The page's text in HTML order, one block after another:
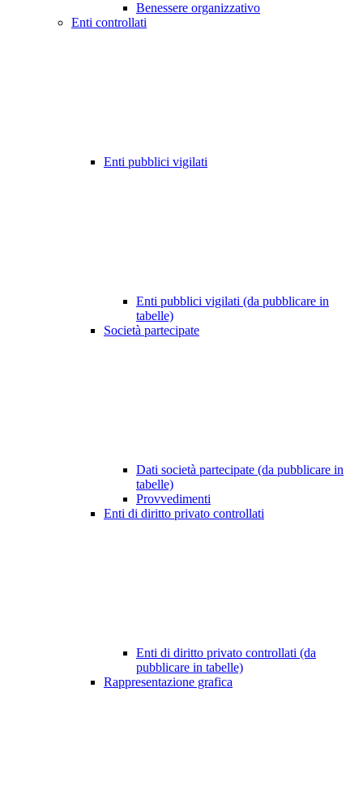
Benessere organizzativo
Enti controllati
Enti pubblici vigilati
Enti pubblici vigilati (da pubblicare in
tabelle)
Società partecipate
Dati società partecipate (da pubblicare in
tabelle)
Provvedimenti
Enti di diritto privato controllati
Enti di diritto privato controllati (da
pubblicare in tabelle)
Rappresentazione grafica